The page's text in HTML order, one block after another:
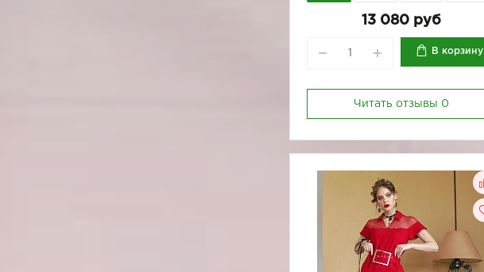
13 080 руб
В корзину
Читать отзывы 0